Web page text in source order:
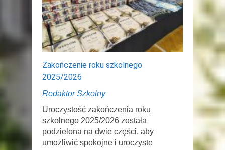
Zakończenie roku szkolnego
2025/2026
Redaktor Szkolny
Uroczystość zakończenia roku
szkolnego 2025/2026 została
podzielona na dwie części, aby
umożliwić spokojne i uroczyste